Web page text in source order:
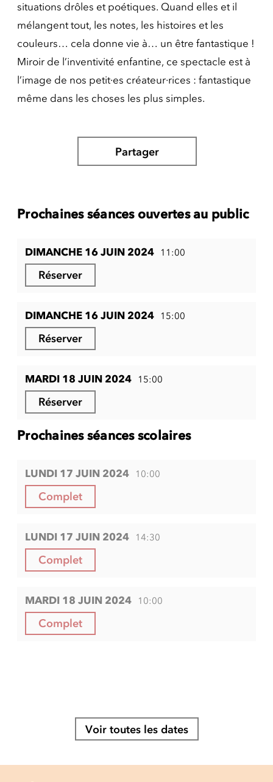
situations drôles et poétiques. Quand elles et il
mélangent tout, les notes, les histoires et les
couleurs… cela donne vie à… un être fantastique !
Miroir de l’inventivité enfantine, ce spectacle est à
l’image de nos petit·es créateur·rices : fantastique
même dans les choses les plus simples.
Partager
Prochaines séances ouvertes au public
DIMANCHE 16 JUIN 2024 11:00
Réserver
DIMANCHE 16 JUIN 2024 15:00
Réserver
MARDI 18 JUIN 2024 15:00
Réserver
Prochaines séances scolaires
LUNDI 17 JUIN 2024 10:00
Complet
LUNDI 17 JUIN 2024 14:30
Complet
MARDI 18 JUIN 2024 10:00
Complet
Voir toutes les dates